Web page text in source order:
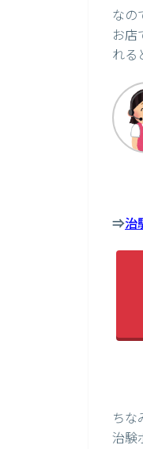
なの
お店
れる
⇒治
ちな
治験